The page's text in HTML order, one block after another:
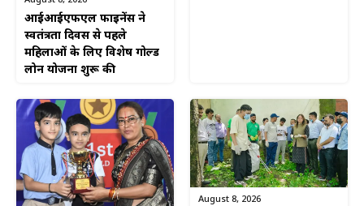
आईआईएफएल फाइनेंस ने
स्वतंत्रता दिवस से पहले
महिलाओं के लिए विशेष गोल्ड
लोन योजना शुरू की
August 8, 2026